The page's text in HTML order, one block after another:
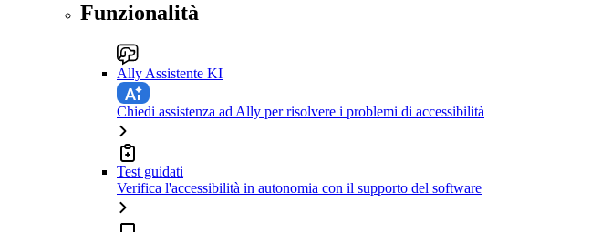
Funzionalità
Ally Assistente KI
Chiedi assistenza ad Ally per risolvere i problemi di accessibilità
Test guidati
Verifica l'accessibilità in autonomia con il supporto del software